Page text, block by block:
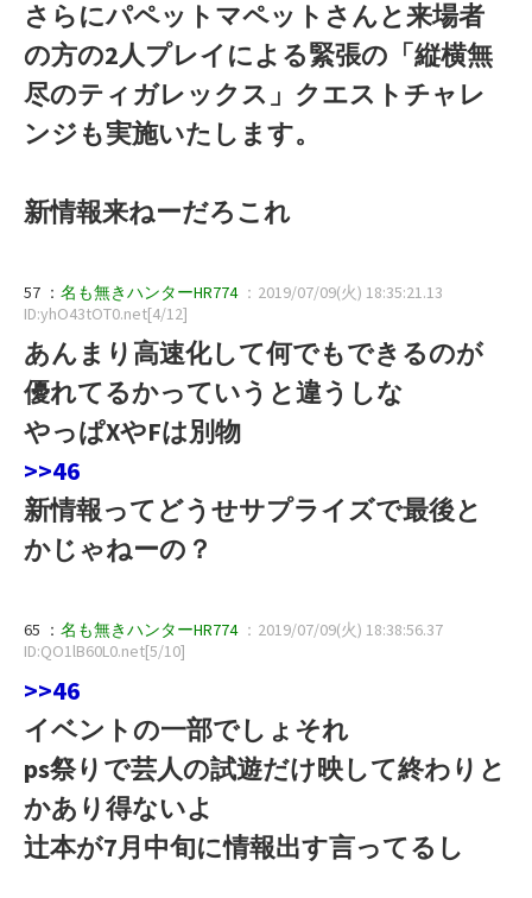
さらにパペットマペットさんと来場者
の方の2人プレイによる緊張の「縦横無
尽のティガレックス」クエストチャレ
ンジも実施いたします。
新情報来ねーだろこれ
57 ： 名も無きハンターHR774 ：2019/07/09(火) 18:35:21.13
ID:yhO43tOT0.net[4/12]
あんまり高速化して何でもできるのが
優れてるかっていうと違うしな
やっぱXやFは別物
>>46
新情報ってどうせサプライズで最後と
かじゃねーの？
65 ： 名も無きハンターHR774 ：2019/07/09(火) 18:38:56.37
ID:QO1lB60L0.net[5/10]
>>46
イベントの一部でしょそれ
ps祭りで芸人の試遊だけ映して終わりと
かあり得ないよ
辻本が7月中旬に情報出す言ってるし